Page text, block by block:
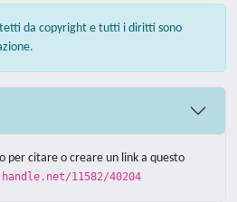
da copyright e tutti i diritti sono
per citare o creare un link a questo
11582/40204